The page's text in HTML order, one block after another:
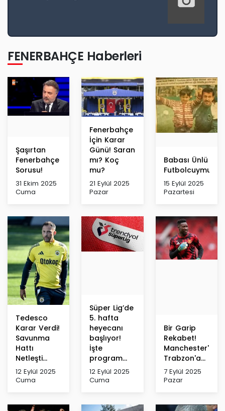
FENERBAHÇE Haberleri
Şaşırtan
Fenerbahçe
Sorusu!
31 Ekim 2025
Cuma
Fenerbahçe
İçin Karar
Günü! Saran
mı? Koç
mu?
21 Eylül 2025
Pazar
Babası Ünlü
Futbolcuymuş!
15 Eylül 2025
Pazartesi
Tedesco
Karar Verdi!
Savunma
Hattı
Netleşti...
12 Eylül 2025
Cuma
Süper Lig’de
5. hafta
heyecanı
başlıyor!
İşte
program...
12 Eylül 2025
Cuma
Bir Garip
Rekabet!
Manchester'dan
Trabzon'a...
7 Eylül 2025
Pazar